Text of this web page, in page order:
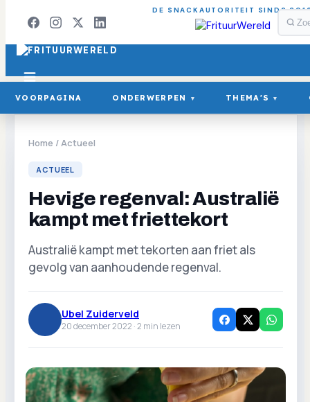
DE SNACKAUTORITEIT SINDS
VOORPAGINA ONDERWERPEN ▾ THEMA'S ▾
Home /Actueel
ACTUEEL
Hevige regenval: Australië
kampt met friettekort
Australië kampt met tekorten aan friet als
gevolg van aanhoudende regenval.
Ubel Zuiderveld
20 december 2022 ·2 min lezen